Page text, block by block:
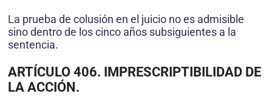
La prueba de colusión en el juicio no es admisible
sino dentro de los cinco años subsiguientes a la
sentencia.
ARTÍCULO 406. IMPRESCRIPTIBILIDAD DE
LA ACCIÓN.